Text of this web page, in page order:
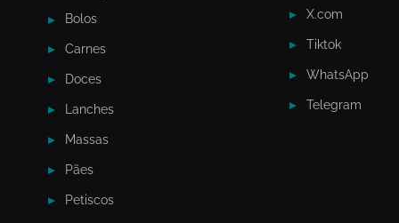
Bolos
Carnes
Doces
Lanches
Massas
Pães
Petiscos
X.com
Tiktok
WhatsApp
Telegram